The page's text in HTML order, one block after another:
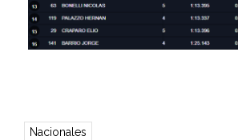
Nacionales